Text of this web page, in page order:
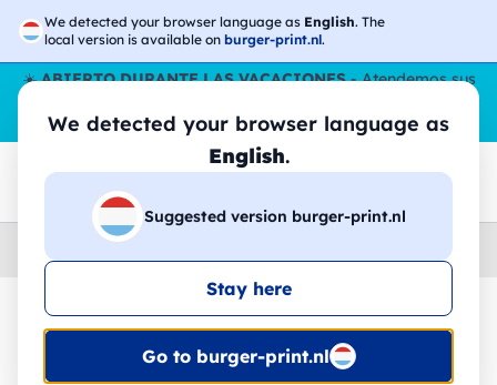
We detected your browser language as English. The
local version is available on burger-print.nl.
We detected your browser language as
English.
Suggested version burger-print.nl
Stay here
Go to burger-print.nl
☀️ABIERTO DURANTE LAS VACACIONES- Atendemos sus
pedidos durante todo el verano, incluso en agosto.
Sin parar
😎🌴
Home accesorios-de-viaje-personalizados
🔥 -30% de impresión DTF